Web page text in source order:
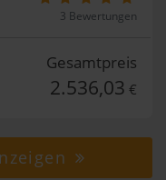
3 Bewertungen
Gesamtpreis
2.536,03 €